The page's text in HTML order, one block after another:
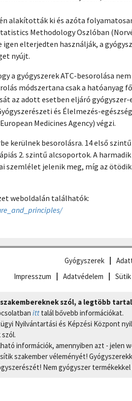
alakították ki és azóta
Methodology Oszlóban
igen elterjedten használják, a
nyújt.
a gyógyszerek ATC-besorolása
módszertana csak a hatóanyag
az adott esetben eljáró gyógyszer-
és Élelmezés-
Medicines Agency) végzi.
kerülnek besorolásra. 14 első
2. szintű alcsoportok. A harmadik
szemlélet jelenik meg, míg az
weboldalán találhatók:
Gyógyszerek
Impresszum
Adatvédelem
szól, a legtöbb
itt talál bővebb információkat.
Nyilvántartási és Képzési Központ
információk, amennyiben azt - jelen
szakember véleményét!
Nem gyógyszer